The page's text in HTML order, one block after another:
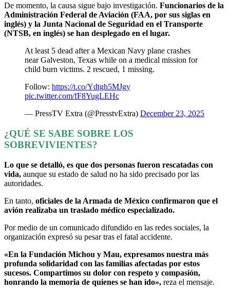
De momento, la causa sigue bajo investigación. Funcionarios de la
Administración Federal de Aviación (FAA, por sus siglas en
inglés) y la Junta Nacional de Seguridad en el Transporte
(NTSB, en inglés) se han desplegado en el lugar.
At least 5 dead after a Mexican Navy plane crashes
near Galveston, Texas while on a medical mission for
child burn victims. 2 rescued, 1 missing.
Follow: https://t.co/Ydtgh5MJgy
pic.twitter.com/fF8YugLEHc
— PressTV Extra (@PresstvExtra) December 23, 2025
¿QUÉ SE SABE SOBRE LOS
SOBREVIVIENTES?
Lo que se detalló, es que dos personas fueron rescatadas con
vida, aunque su estado de salud no ha sido precisado por las
autoridades.
En tanto, oficiales de la Armada de México confirmaron que el
avión realizaba un traslado médico especializado.
Por medio de un comunicado difundido en las redes sociales, la
organización expresó su pesar tras el fatal accidente.
«En la Fundación Michou y Mau, expresamos nuestra más
profunda solidaridad con las familias afectadas por estos
sucesos. Compartimos su dolor con respeto y compasión,
honrando la memoria de quienes se han ido», reza el mensaje.